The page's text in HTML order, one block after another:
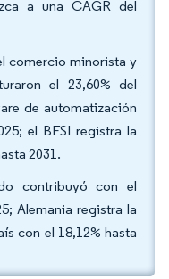
a una CAGR del
comercio minorista y
el 23,60% del
de automatización
el BFSI registra la
2031.
contribuyó con el
Alemania registra la
con el 18,12% hasta